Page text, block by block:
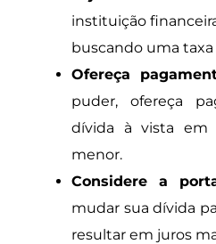
instituição
buscando uma taxa
Ofereça
puder, ofereça
dívida à vista em
menor.
Considere a
mudar sua dívida
resultar em juros